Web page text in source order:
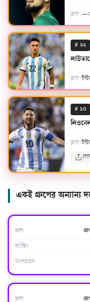
ক্লাব:—
# ২২
ক্লাব:
# ১০
ক্লাব:
একই গ্রুপের অন্যান্য
গ্রুপ
র‍্যাঙ্কিং
অংশগ্রহণ
জর্ডান
গ্রুপ